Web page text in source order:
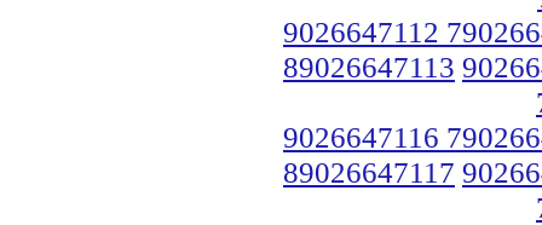
9026647112
89026647113
9026647116
89026647117